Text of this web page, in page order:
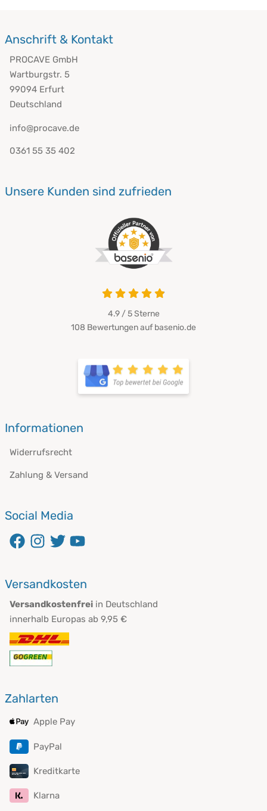
Anschrift & Kontakt
PROCAVE GmbH
Wartburgstr. 5
99094 Erfurt
Deutschland
info@procave.de
0361 55 35 402
Unsere Kunden sind zufrieden
4.9 / 5Sterne
108 Bewertungen auf basenio.de
Informationen
Widerrufsrecht
Zahlung & Versand
Social Media
Versandkosten
Versandkostenfrei in Deutschland
innerhalb Europas ab 9,95 €
Zahlarten
Apple Pay
PayPal
Kreditkarte
Klarna